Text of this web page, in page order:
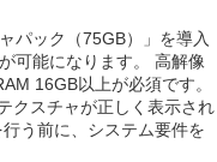
パック（75GB）」を導入
可能になります。 高解像
16GB以上が必須です。
クスチャが正しく表示され
う前に、システム要件を